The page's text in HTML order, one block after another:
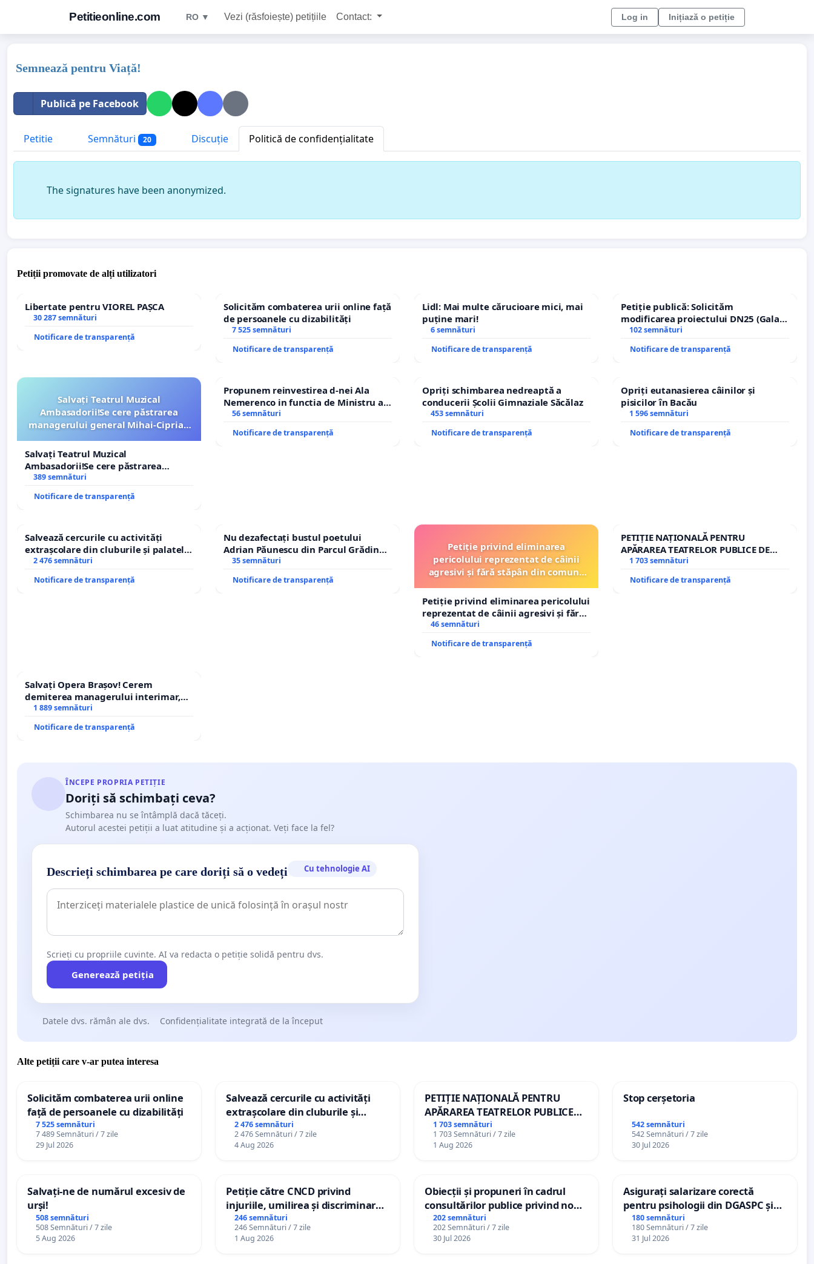
Petitieonline.com RO ▼ Vezi (răsfoiește) petițiile Contact: Log in Inițiază o petiție
Semnează pentru Viață!
Publică pe Facebook
Petitie Semnături 20 Discuție Politică de confidențialitate
The signatures have been anonymized.
Petiții promovate de alți utilizatori
Libertate pentru VIOREL PAȘCA
30 287 semnături
Notificare de transparență
Solicităm combaterea urii online față
de persoanele cu dizabilități
7 525 semnături
Notificare de transparență
Lidl: Mai multe cărucioare mici, mai
puține mari!
6 semnături
Notificare de transparență
Petiție publică: Solicităm
modificarea proiectului DN25 (Galați
– Hanu Conachi) prin devierea
102 semnături
Notificare de transparență
Salvați Teatrul Muzical
Ambasadorii!Se cere păstrarea
managerului general Mihai-Ciprian
Salvați Teatrul Muzical
Ambasadorii!Se cere păstrarea
managerului general Mihai-Ciprian
389 semnături
Notificare de transparență
Propunem reinvestirea d-nei Ala
Nemerenco in functia de Ministru al
Sanatatii
56 semnături
Notificare de transparență
Opriți schimbarea nedreaptă a
conducerii Școlii Gimnaziale Săcălaz
453 semnături
Notificare de transparență
Opriți eutanasierea câinilor și
pisicilor în Bacău
1 596 semnături
Notificare de transparență
Salvează cercurile cu activități
extrașcolare din cluburile și palatele
copiilor
2 476 semnături
Notificare de transparență
Nu dezafectați bustul poetului
Adrian Păunescu din Parcul Grădina
Icoanei! Stop cenzurii culturale!
35 semnături
Notificare de transparență
Petiție privind eliminarea
pericolului reprezentat de câinii
agresivi și fără stăpân din comuna
Petiție privind eliminarea pericolului
reprezentat de câinii agresivi și fără
stăpân din comuna Tunari
46 semnături
Notificare de transparență
PETIȚIE NAȚIONALĂ PENTRU
APĂRAREA TEATRELOR PUBLICE DE
REPERTORIU DIN ROMÂNIA
1 703 semnături
Notificare de transparență
Salvați Opera Brașov! Cerem
demiterea managerului interimar,
Petrean Lucian-Marius!
1 889 semnături
Notificare de transparență
ÎNCEPE PROPRIA PETIȚIE
Doriți să schimbați ceva?
Schimbarea nu se întâmplă dacă tăceți.
Autorul acestei petiții a luat atitudine și a acționat. Veți face la fel?
Descrieți schimbarea pe care doriți să o vedeți Cu tehnologie AI
Scrieți cu propriile cuvinte. AI va redacta o petiție solidă pentru dvs.
Generează petiția
Datele dvs. rămân ale dvs. Confidențialitate integrată de la început
Alte petiții care v-ar putea interesa
Solicităm combaterea urii online
față de persoanele cu dizabilități
7 525 semnături
7 489 Semnături / 7 zile
29 Jul 2026
Salvează cercurile cu activități
extrașcolare din cluburile și
palatele copiilor
2 476 semnături
2 476 Semnături / 7 zile
4 Aug 2026
PETIȚIE NAȚIONALĂ PENTRU
APĂRAREA TEATRELOR PUBLICE
DE REPERTORIU DIN ROMÂNIA
1 703 semnături
1 703 Semnături / 7 zile
1 Aug 2026
Stop cerșetoria
542 semnături
542 Semnături / 7 zile
30 Jul 2026
Salvați-ne de numărul excesiv de
urși!
508 semnături
508 Semnături / 7 zile
5 Aug 2026
Petiție către CNCD privind
injuriile, umilirea și discriminarea
persoanelor cu dizabilități de
către utilizatorul TikTok „Gorici”
246 semnături
246 Semnături / 7 zile
1 Aug 2026
Obiecții și propuneri în cadrul
consultărilor publice privind noul
Plan Urbanistic General (PUG)
Ialoveni
202 semnături
202 Semnături / 7 zile
30 Jul 2026
Asigurați salarizare corectă
pentru psihologii din DGASPC și
spitale
180 semnături
180 Semnături / 7 zile
31 Jul 2026